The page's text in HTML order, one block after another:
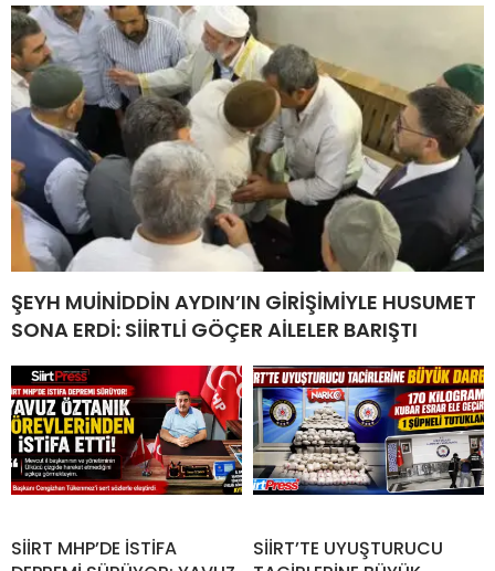
ŞEYH MUİNİDDİN AYDIN’IN GİRİŞİMİYLE HUSUMET
SONA ERDİ: SİİRTLİ GÖÇER AİLELER BARIŞTI
SİİRT MHP’DE İSTİFA
SİİRT’TE UYUŞTURUCU